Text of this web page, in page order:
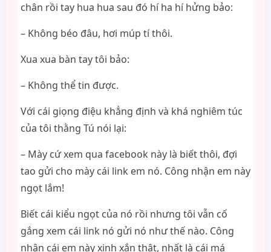
chân rồi tay hua hua sau đó hí ha hí hửng bảo:
– Không béo đâu, hơi múp tí thôi.
Xua xua bàn tay tôi bảo:
– Không thể tin được.
Với cái giọng điệu khẳng định và khá nghiêm túc
của tôi thằng Tú nói lại:
– Mày cứ xem qua facebook này là biết thôi, đợi
tao gửi cho mày cái link em nó. Công nhận em này
ngọt lắm!
Biết cái kiểu ngọt của nó rồi nhưng tôi vẫn cố
gắng xem cái link nó gửi nó như thế nào. Công
nhận cái em này xinh xắn thật, nhất là cái má